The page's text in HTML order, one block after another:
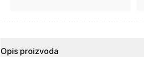
Opis proizvoda